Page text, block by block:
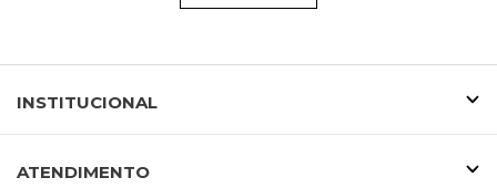
INSTITUCIONAL
ATENDIMENTO